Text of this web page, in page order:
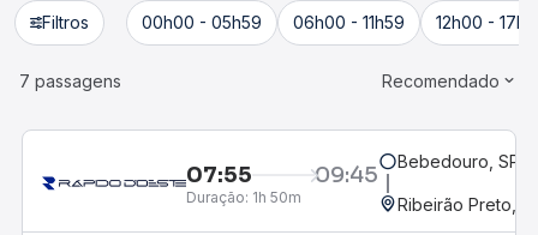
Filtros 00h00 - 05h59 06h00 - 11h59 12h00 -
7 passagens Recomendado
07:55 09:45
Duração: 1h 50m
Bebedouro, SP -
Ribeirão Preto,